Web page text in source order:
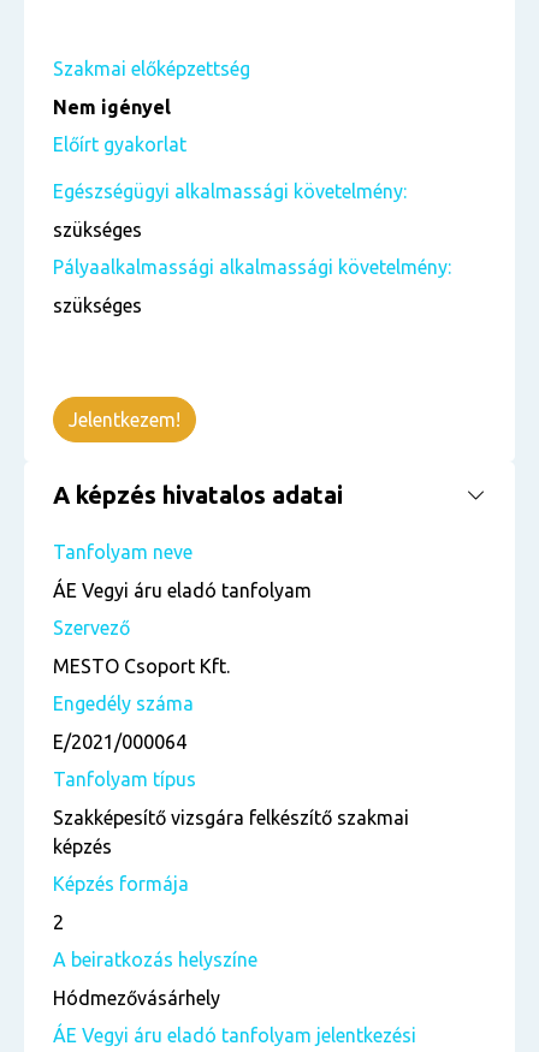
Szakmai előképzettség
Nem igényel
Előírt gyakorlat
Egészségügyi alkalmassági követelmény:
szükséges
Pályaalkalmassági alkalmassági követelmény:
szükséges
Jelentkezem!
A képzés hivatalos adatai
Tanfolyam neve
ÁE Vegyi áru eladó tanfolyam
Szervező
MESTO Csoport Kft.
Engedély száma
E/2021/000064
Tanfolyam típus
Szakképesítő vizsgára felkészítő szakmai
képzés
Képzés formája
2
A beiratkozás helyszíne
Hódmezővásárhely
ÁE Vegyi áru eladó tanfolyam jelentkezési